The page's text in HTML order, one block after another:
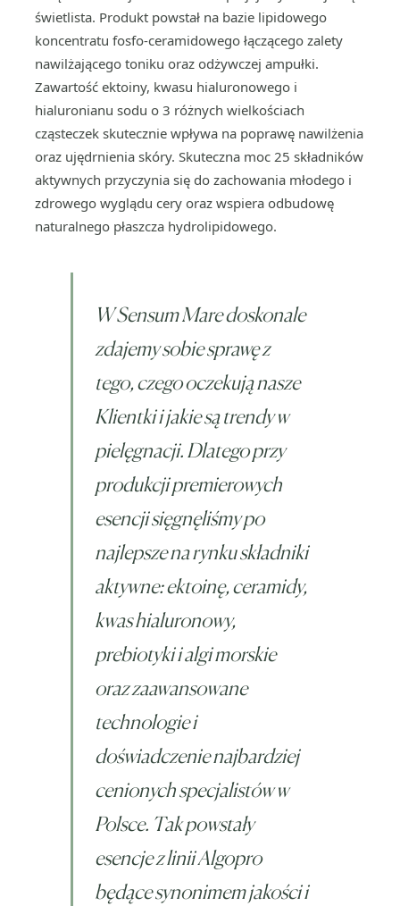
świetlista. Produkt powstał na bazie lipidowego
koncentratu fosfo-ceramidowego łączącego zalety
nawilżającego toniku oraz odżywczej ampułki.
Zawartość ektoiny, kwasu hialuronowego i
hialuronianu sodu o 3 różnych wielkościach
cząsteczek skutecznie wpływa na poprawę nawilżenia
oraz ujędrnienia skóry. Skuteczna moc 25 składników
aktywnych przyczynia się do zachowania młodego i
zdrowego wyglądu cery oraz wspiera odbudowę
naturalnego płaszcza hydrolipidowego.
W Sensum Mare doskonale
zdajemy sobie sprawę z
tego, czego oczekują nasze
Klientki i jakie są trendy w
pielęgnacji. Dlatego przy
produkcji premierowych
esencji sięgnęliśmy po
najlepsze na rynku składniki
aktywne: ektoinę, ceramidy,
kwas hialuronowy,
prebiotyki i algi morskie
oraz zaawansowane
technologie i
doświadczenie najbardziej
cenionych specjalistów w
Polsce. Tak powstały
esencje z linii Algopro
będące synonimem jakości i